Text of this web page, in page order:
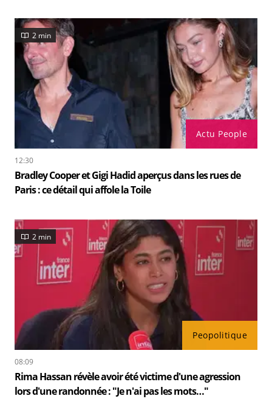
Actu People
2 min
12:30
Bradley Cooper et Gigi Hadid aperçus dans les rues de
Paris : ce détail qui affole la Toile
Peopolitique
2 min
08:09
Rima Hassan révèle avoir été victime d'une agression
lors d'une randonnée : "Je n'ai pas les mots…"